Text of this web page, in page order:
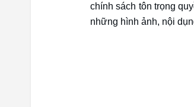
chính sách tôn trọng
những hình ảnh, nội